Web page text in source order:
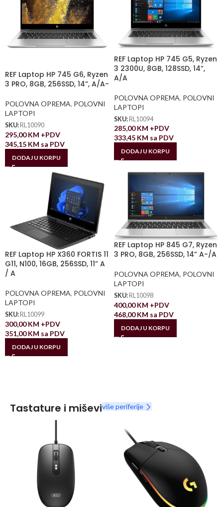
REF Laptop HP 745 G6, Ryzen
3 PRO, 8GB, 256SSD, 14”, A/A-
POLOVNA OPREMA, POLOVNI
LAPTOPI
SKU: RL10090
295,00KM +PDV
345,15 KM sa PDV
DODAJ U KORPU
REF Laptop HP 745 G5, Ryzen
3 2300U, 8GB, 128SSD, 14”,
A/A
POLOVNA OPREMA, POLOVNI
LAPTOPI
SKU: RL10094
285,00KM +PDV
333,45 KM sa PDV
DODAJ U KORPU
REF Laptop HP X360 FORTIS 11
G11, N100, 16GB, 256SSD, 11” A
/ A
POLOVNA OPREMA, POLOVNI
LAPTOPI
SKU: RL10099
300,00KM +PDV
351,00KM sa PDV
DODAJ U KORPU
REF Laptop HP 845 G7, Ryzen
3 PRO, 8GB, 256SSD, 14” A-/A
POLOVNA OPREMA, POLOVNI
LAPTOPI
SKU: RL10098
400,00KM +PDV
468,00KM sa PDV
DODAJ U KORPU
Tastature i miševiviše periferije